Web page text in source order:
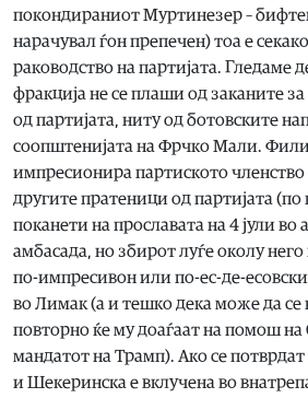
покондираниот Муртинезер –
нарачувал ѓон препечен) тоа е
раководство на партијата. Гледаме
фракција не се плаши од заканите
од партијата, ниту од ботовските
соопштенијата на Фрчко Мали.
импресионира партиското членство
другите пратеници од партијата
поканети на прославата на 4 јули во
амбасада, но збирот луѓе околу
по-импресивон или по-ес-де-
во Лимак (а и тешко дека може да се
повторно ќе му доаѓаат на помош
мандатот на Трамп). Ако се
и Шекеринска е вклучена во